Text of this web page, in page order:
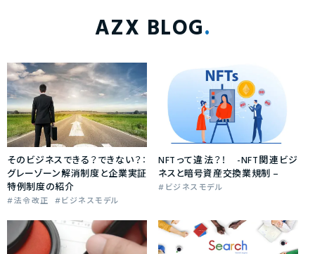
AZX BLOG
そのビジネスできる？できない？：
グレーゾーン解消制度と企業実証
特例制度の紹介
法令改正 ビジネスモデル
NFTって違法？！ -NFT関連ビジ
ネスと暗号資産交換業規制 –
ビジネスモデル